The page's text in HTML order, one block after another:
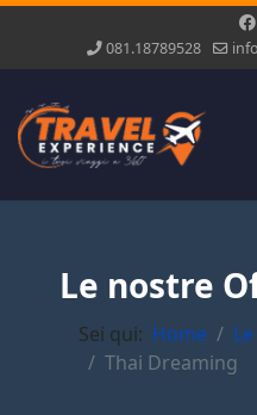
081.18789528
Le nostre
Sei qui: Home
Thai Dreaming